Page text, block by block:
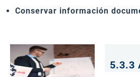
Conservar información
5.3.3